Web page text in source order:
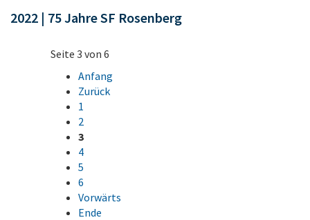
2022 | 75 Jahre SF Rosenberg
Seite 3 von 6
Anfang
Zurück
1
2
3
4
5
6
Vorwärts
Ende